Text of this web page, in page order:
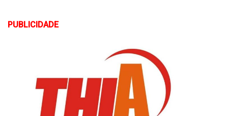
PUBLICIDADE